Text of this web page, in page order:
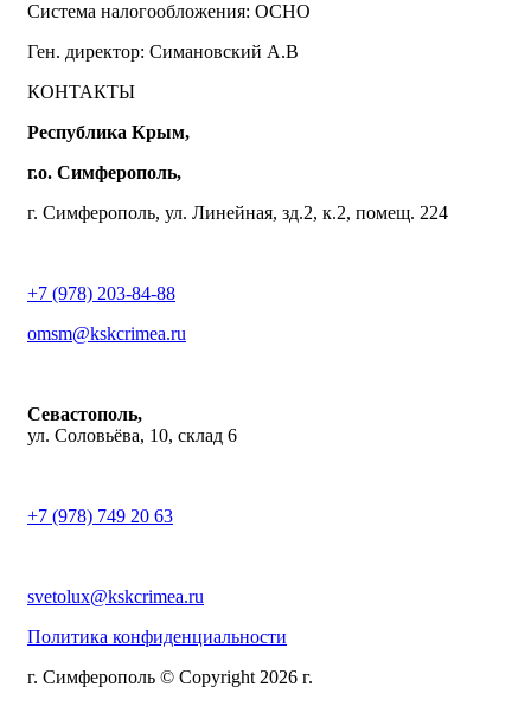
Система налогообложения: ОСНО
Ген. директор: Симановский А.В
КОНТАКТЫ
Республика Крым,
г.о. Симферополь,
г. Симферополь, ул. Линейная, зд.2, к.2, помещ. 224
+7 (978) 203-84-88
omsm@kskcrimea.ru
Севастополь,
ул. Соловьёва, 10, склад 6
+7 (978) 749 20 63
svetolux@kskcrimea.ru
Политика конфиденциальности
г. Симферополь © Copyright 2026 г.